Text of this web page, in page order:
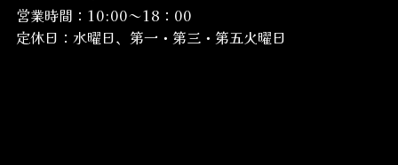
営業時間：10:00～18：00
定休日：水曜日、第一・第三・第五火曜日